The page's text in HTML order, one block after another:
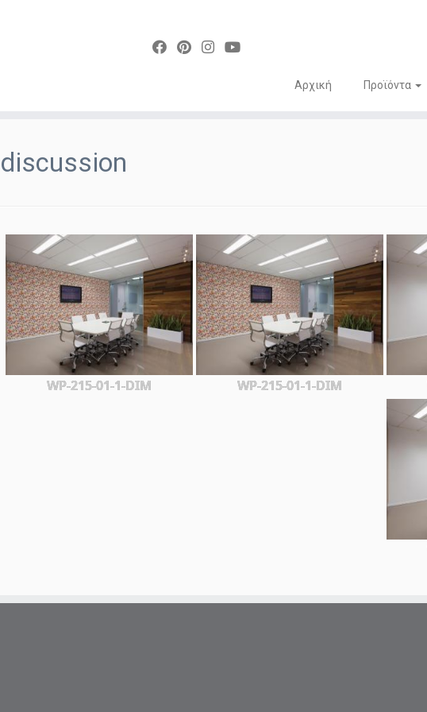
content
Αρχική Προϊόντα
discussion
WP-215-01-1-DIM WP-215-01-1-DIM